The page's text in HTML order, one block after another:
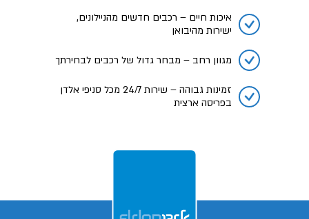
איכות חיים – רכבים חדשים מהניילונים,
ישירות מהיבואן
מגוון רחב – מבחר גדול של רכבים לבחירתך
זמינות גבוהה – שירות 24/7 מכל סניפי אלדן
בפריסה ארצית